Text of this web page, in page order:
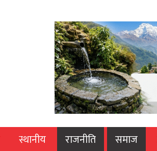
स्थानीय राजनीति समाज